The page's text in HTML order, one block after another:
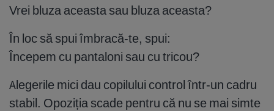
Vrei bluza aceasta sau bluza aceasta?
În loc să spui îmbracă-te, spui:
Începem cu pantaloni sau cu tricou?
Alegerile mici dau copilului control într-un cadru
stabil. Opoziția scade pentru că nu se mai simte